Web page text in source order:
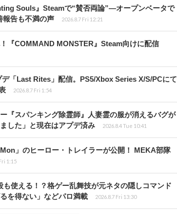
Souls』Steamで“賛否両論”―オープンベータで
報告も不満の声
2026.8.7 Fri 12:21
『COMMAND MONSTER』Steam向けに配信
デ「Last Rites」配信。PS5/Xbox Series X/S/PCにて
2026.8.7 Fri 1:54
『スパンキング除霊師』人妻霊の服が消えるバグが
した」と現在はアプデ済み
2026.8.4 Tue 10:41
」のヒーロー・トレイラーが公開！ MEKA部隊
1:15
使える！？格ゲー乱舞技が元ネタの隠しコマンド
を得ない」などパロ満載
2026.8.7 Fri 13:30